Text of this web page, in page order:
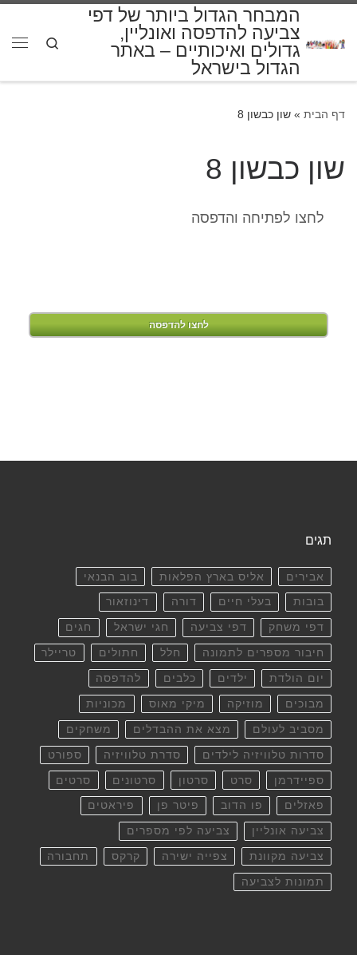
המבחר הגדול ביותר של דפי
צביעה להדפסה ואונליין,
גדולים ואיכותיים – באתר
הגדול בישראל
Search
דף הבית » שון כבשון 8
שון כבשון 8
לחצו לפתיחה והדפסה
לחצו להדפסה
תגים
אבירים אליס בארץ הפלאות בוב הבנאי
בובות בעלי חיים דורה דינוזאור
דפי משחק דפי צביעה חגי ישראל חגים
חיבור מספרים לתמונה חלל חתולים טריילר
יום הולדת ילדים כלבים להדפסה
מבוכים מוזיקה מיקי מאוס מכוניות
מסביב לעולם מצא את ההבדלים משחקים
סדרות טלוויזיה לילדים סדרת טלוויזיה ספורט
ספיידרמן סרט סרטון סרטונים סרטים
פאזלים פו הדוב פיטר פן פיראטים
צביעה אונליין צביעה לפי מספרים
צביעה מקוונת צפייה ישירה קרקס תחבורה
תמונות לצביעה